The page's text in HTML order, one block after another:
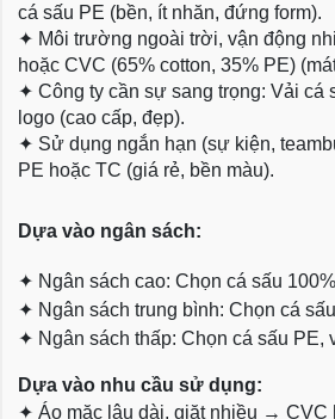
cá sấu PE (bền, ít nhăn, đứng form).
✦ Môi trường ngoài trời, vận động
hoặc CVC (65% cotton, 35% PE)
✦ Công ty cần sự sang trọng: Vải cá
logo (cao cấp, đẹp).
✦ Sử dụng ngắn hạn (sự kiện,
PE hoặc TC (giá rẻ, bền màu).
Dựa vào ngân sách:
✦ Ngân sách cao: Chọn cá sấu
✦ Ngân sách trung bình: Chọn cá
✦ Ngân sách thấp: Chọn cá sấu PE,
Dựa vào nhu cầu sử dụng:
✦ Áo mặc lâu dài, giặt nhiều → CVC